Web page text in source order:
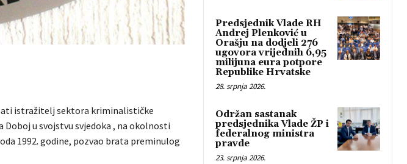
sati istražitelj sektora kriminalističke
u svojstvu svjedoka , na okolnosti
1992. godine, pozvao brata preminulog
Predsjednik Vlade RH
Andrej Plenković u
Orašju na dodjeli 276
ugovora vrijednih 6,95
milijuna eura potpore
Republike Hrvatske
28. srpnja 2026.
Održan sastanak
predsjednika Vlade ŽP i
federalnog ministra
pravde
23. srpnja 2026.